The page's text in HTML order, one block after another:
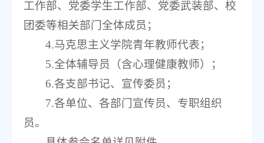
工作部、党委学生工作部、党委武装部、校
团委等相关部门全体成员；
4.马克思主义学院青年教师代表；
5.全体辅导员（含心理健康教师）；
6.各支部书记、宣传委员；
7.各单位、各部门宣传员、专职组织
员。